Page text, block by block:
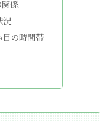
関係
況
目の時間帯